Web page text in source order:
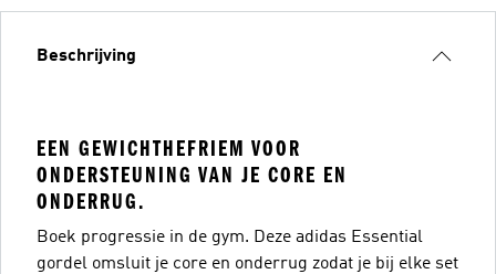
Beschrijving
EEN GEWICHTHEFRIEM VOOR
ONDERSTEUNING VAN JE CORE EN
ONDERRUG.
Boek progressie in de gym. Deze adidas Essential
gordel omsluit je core en onderrug zodat je bij elke set